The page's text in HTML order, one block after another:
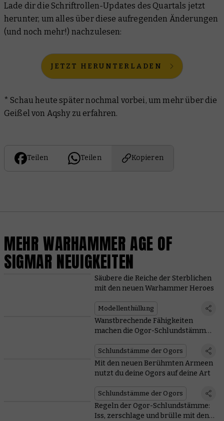
Lade dir die Schriftrollen-Updates des Quartals jetzt
herunter, um alles über diese aufregenden Änderungen
(und noch mehr!) nachzulesen:
JETZT HERUNTERLADEN
* Schau heute später nochmal vorbei, um mehr über die
Geißel von Aqshy zu erfahren.
Teilen Teilen Kopieren
MEHR WARHAMMER AGE OF
SIGMAR NEUIGKEITEN
Säubere die Reiche der Sterblichen
mit den neuen Warhammer Heroes
Modellenthüllung
Wanstbrechende Fähigkeiten
machen die Ogor-Schlundstämme
Schlundstämme der Ogors
Mit den neuen Berühmten Armeen
nutzt du deine Ogors auf deine Art
Schlundstämme der Ogors
Regeln der Ogor-Schlundstämme:
Iss, zerschlage und brülle mit den